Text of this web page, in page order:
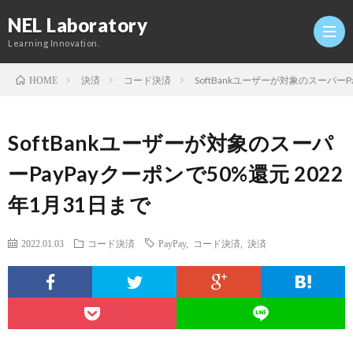
NEL Laboratory
Learning Innovation.
HOME 決済 コード決済 SoftBankユーザーが対象のスーパー
SoftBankユーザーが対象のスーパ
ーPayPayクーポンで50%還元 2022
年1月31日まで
2022.01.03 コード決済 PayPay, コード決済 決済